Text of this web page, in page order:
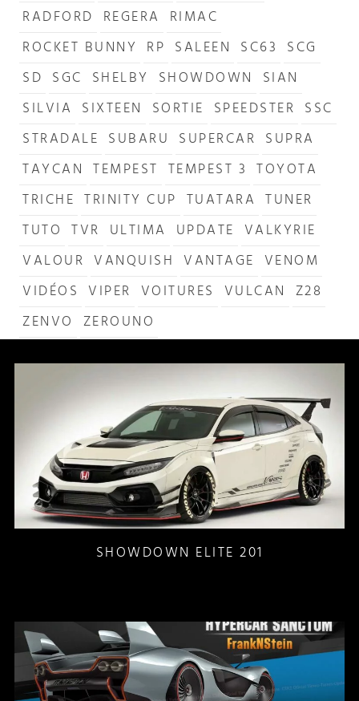
RADFORD REGERA RIMAC
ROCKET BUNNY RP SALEEN SC63 SCG
SD SGC SHELBY SHOWDOWN SIAN
SILVIA SIXTEEN SORTIE SPEEDSTER SSC
STRADALE SUBARU SUPERCAR SUPRA
TAYCAN TEMPEST TEMPEST 3 TOYOTA
TRICHE TRINITY CUP TUATARA TUNER
TUTO TVR ULTIMA UPDATE VALKYRIE
VALOUR VANQUISH VANTAGE VENOM
VIDÉOS VIPER VOITURES VULCAN Z28
ZENVO ZEROUNO
SHOWDOWN ELITE 201